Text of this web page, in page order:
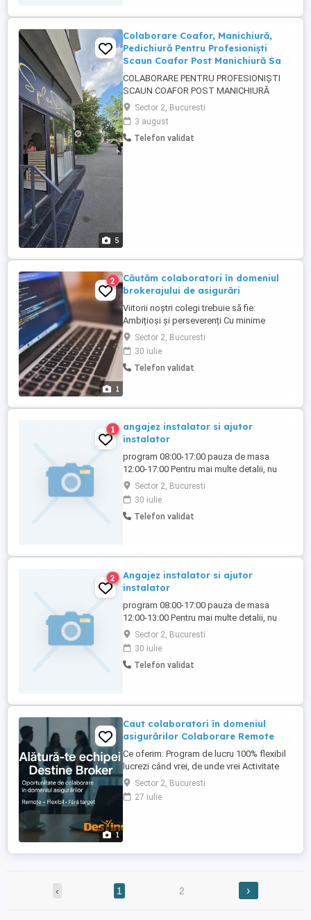
5
Colaborare Coafor, Manichiură,
Pedichiură Pentru Profesioniști
Scaun Coafor Post Manichiură Sa
COLABORARE PENTRU PROFESIONIȘTI
SCAUN COAFOR POST MANICHIURĂ
SALON PREMIUM, CALEA MOȘILOR,
BUCUREȘTI Dacă ești un profesionist cu
experiență și ai grijă de clienții tăi, te invit
să discutăm. Punem la dispoziție: * scaun
Sector 2, Bucuresti
3 august
Telefon validat
1
2
Căutăm colaboratori în domeniul
brokerajului de asigurări
Viitorii noștri colegi trebuie să fie:
Ambițioși și perseverenți Cu minime
abilități digitale Dispuși să formeze și să
coordoneze o echipă Cu mentalitate
deschisă către antreprenoriat Fără limită
de vârstă Pe anumite trepte de carieră se
Sector 2, Bucuresti
30 iulie
Telefon validat
1
angajez instalator si ajutor
instalator
program 08:00-17:00 pauza de masa
12:00-17:00 Pentru mai multe detalii, nu
ezitați sa sunați la numărul de telefon
afișat!
Sector 2, Bucuresti
30 iulie
Telefon validat
2
Angajez instalator si ajutor
instalator
program 08:00-17:00 pauza de masa
12:00-13:00 Pentru mai multe detalii, nu
ezitați sa sunați la numărul de telefon
afișat!
Sector 2, Bucuresti
30 iulie
Telefon validat
1
Caut colaboratori în domeniul
asigurărilor Colaborare Remote
Ce oferim: Program de lucru 100% flexibil
lucrezi când vrei, de unde vrei Activitate
remote totul se face online Comisioane
motivante, în funcție de implicare Training
gratuit și suport pas cu pas Fără target
Sector 2, Bucuresti
27 iulie
‹ 1 2 ›